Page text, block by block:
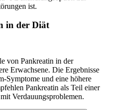
ist.
in der Diät
von Pankreatin in der
Erwachsene. Die Ergebnisse
Symptome und eine höhere
Pankreatin als Teil einer
Verdauungsproblemen.